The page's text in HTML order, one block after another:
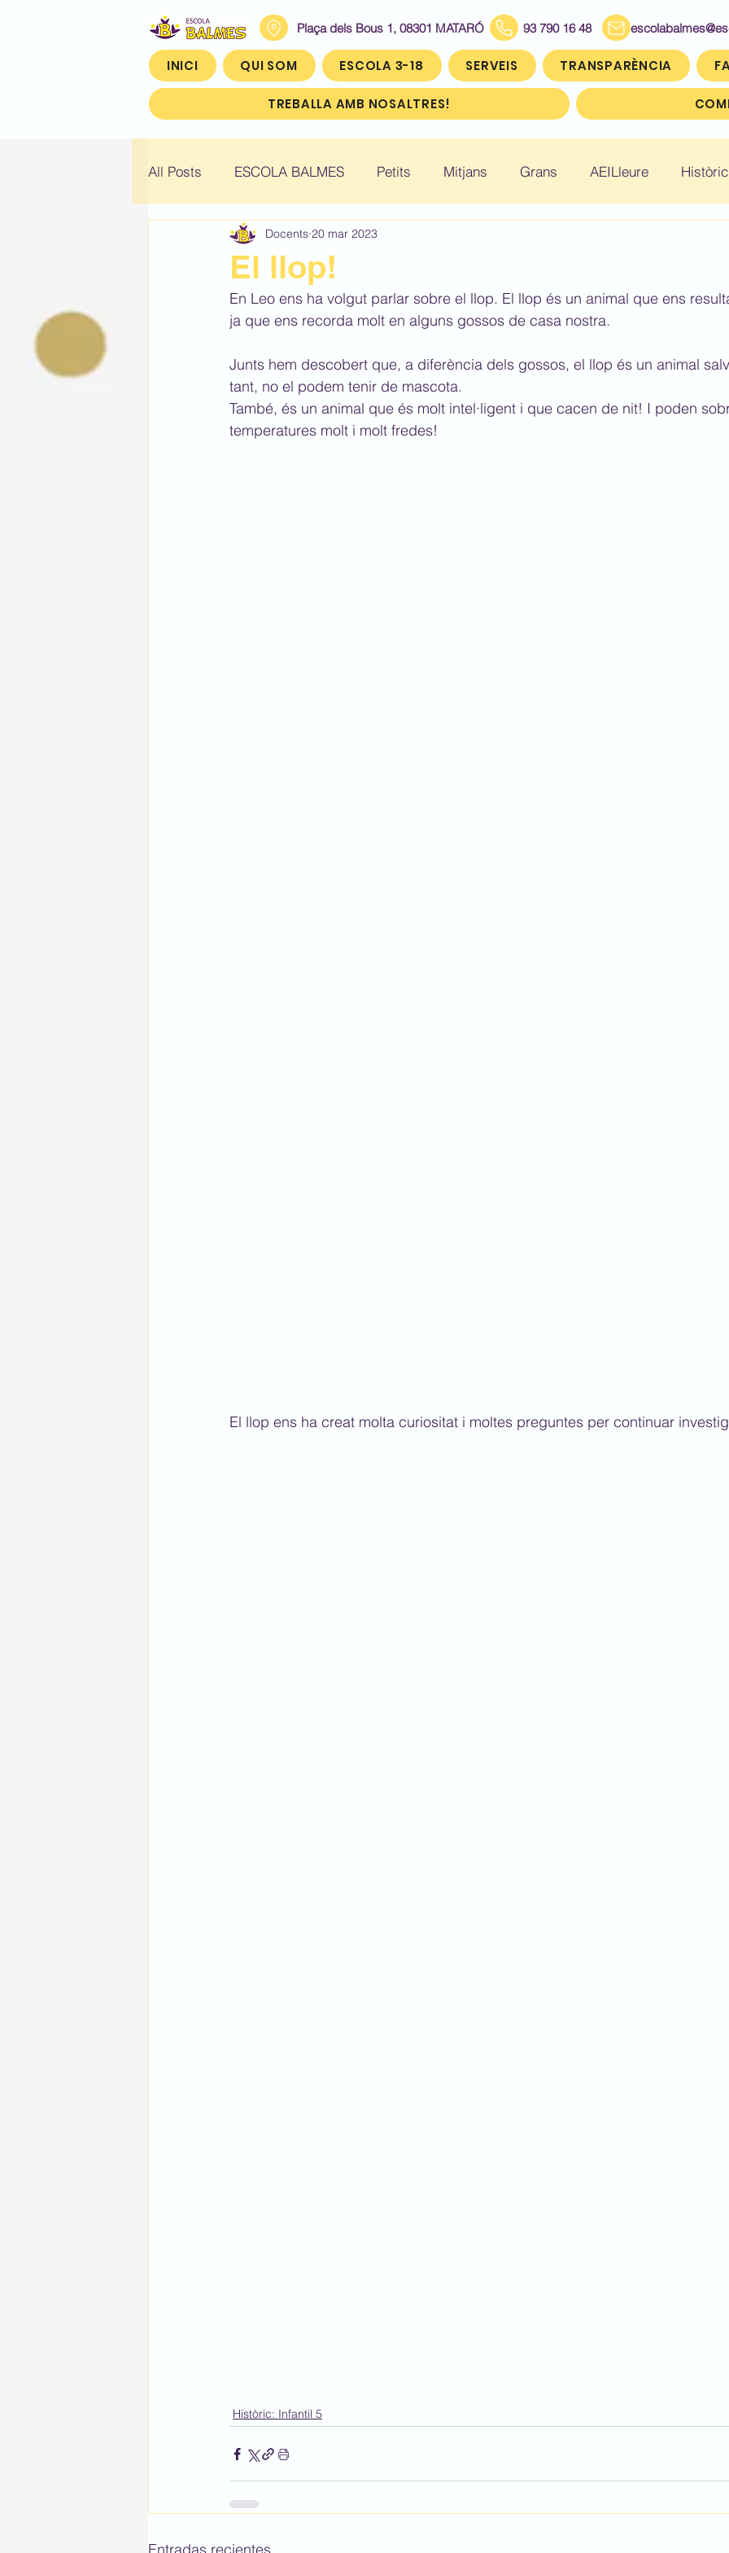
Plaça dels Bous 1, 08301 MATARÓ 93 790 16 48
INICI QUI SOM ESCOLA 3-18 SERVEIS TRANSPARÈNCIA
TREBALLA AMB NOSALTRES!
All Posts ESCOLA BALMES Petits Mitjans Grans AEILleure
Històric: Infantil 4 Històric: Infantil 5
Històric: Quart (4t) Històric: Cinquè (5è) Històric: Sisè (6è)
El llop!
Docents 20 mar 2023
En Leo ens ha volgut parlar sobre el llop. El llop és un animal que ens
ja que ens recorda molt en alguns gossos de casa nostra.
Junts hem descobert que, a diferència dels gossos, el llop és un animal
tant, no el podem tenir de mascota.
També, és un animal que és molt intel·ligent i que cacen de nit! I poden
temperatures molt i molt fredes!
El llop ens ha creat molta curiositat i moltes preguntes per continuar
Històric: Infantil 5